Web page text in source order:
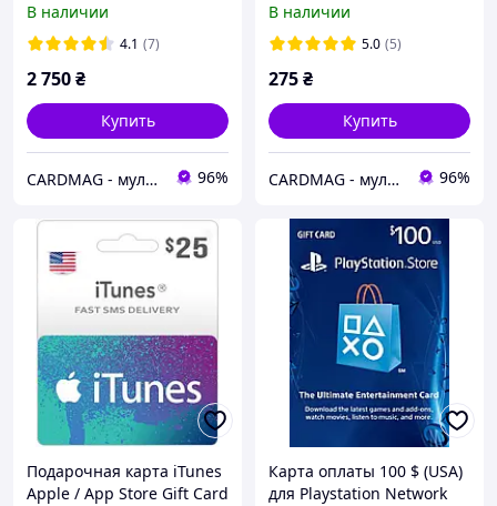
регион
В наличии
4.1 (7)
2 750₴
Купить
CARDMAG - мультивалютный платежный сервис 96%
регион
В наличии
5.0 (5)
275₴
Купить
CARDMAG - мультивалютный платежный сервис 96%
Подарочная карта iTunes
Apple / App Store Gift Card
Карта оплаты 100 $ (USA)
для Playstation Network